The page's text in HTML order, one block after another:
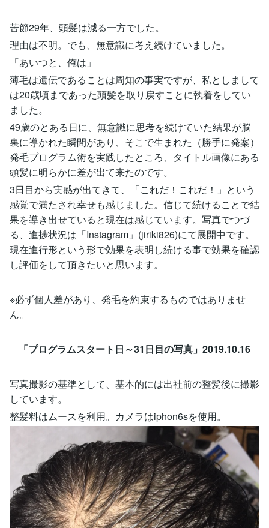
苦節29年、頭髪は減る一方でした。
理由は不明。でも、無意識に考え続けていました。
「あいつと、俺は」
薄毛は遺伝であることは周知の事実ですが、私としまして
は20歳頃まであった頭髪を取り戻すことに執着をしてい
ました。
49歳のとある日に、無意識に思考を続けていた結果が脳
裏に導かれた瞬間があり、そこで生まれた（勝手に発案）
発毛プログラム術を実践したところ、タイトル画像にある
頭髪に明らかに差が出て来たのです。
3日目から実感が出てきて、「これだ！これだ！」という
感覚で満たされ幸せも感じました。信じて続けることで結
果を導き出せていると現在は感じています。写真でつづ
る、進捗状況は「Instagram」(jiriki826)にて展開中です。
現在進行形という形で効果を表明し続ける事で効果を確認
し評価をして頂きたいと思います。
※必ず個人差があり、発毛を約束するものではありませ
ん。
「プログラムスタート日～31日目の写真」2019.10.16
写真撮影の基準として、基本的には出社前の整髪後に撮影
しています。
整髪料はムースを利用。カメラはiphon6sを使用。